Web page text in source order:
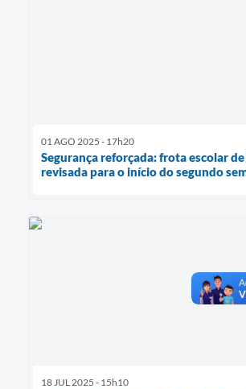
01 AGO 2025 - 17h20
Segurança reforçada: frota escolar
revisada para o início do segundo
18 JUL 2025 - 15h10